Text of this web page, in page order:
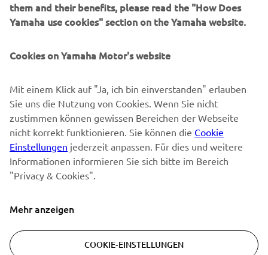
NEWSLETTER
Sonderveranstaltungen, Neuerscheinungen und vielem mehr.
ABONNIEREN
Lesen Sie unsere Datenschutzrichtlinie, um zu erfahren, wie wir
Ihre persönlichen Daten verarbeiten: Datenschutzerklärung
them and their benefits, please read the "How Does
Yamaha use cookies" section on the Yamaha website.
Cookies on Yamaha Motor's website
Mit einem Klick auf "Ja, ich bin einverstanden" erlauben
Sie uns die Nutzung von Cookies. Wenn Sie nicht
zustimmen können gewissen Bereichen der Webseite
nicht korrekt funktionieren. Sie können die Cookie
Einstellungen jederzeit anpassen. Für dies und weitere
Informationen informieren Sie sich bitte im Bereich
"Privacy & Cookies".
Mehr anzeigen
COOKIE-EINSTELLUNGEN